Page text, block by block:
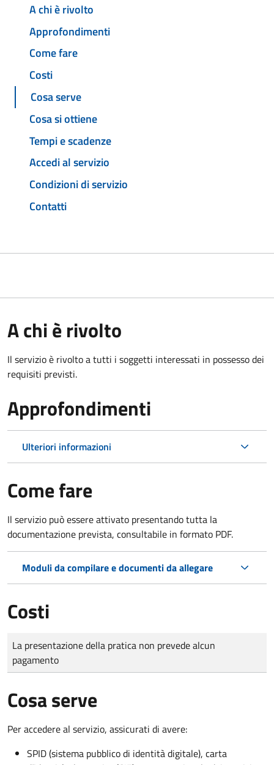
A chi è rivolto
Approfondimenti
Come fare
Costi
Cosa serve
Cosa si ottiene
Tempi e scadenze
Accedi al servizio
Condizioni di servizio
Contatti
A chi è rivolto
Il servizio è rivolto a tutti i soggetti interessati in possesso dei
requisiti previsti.
Approfondimenti
Ulteriori informazioni
Come fare
Il servizio può essere attivato presentando tutta la
documentazione prevista, consultabile in formato PDF.
Moduli da compilare e documenti da allegare
Costi
Tipo di pagamento
Importo
La presentazione della pratica non prevede alcun
pagamento
Cosa serve
Per accedere al servizio, assicurati di avere:
SPID (sistema pubblico di identità digitale), carta